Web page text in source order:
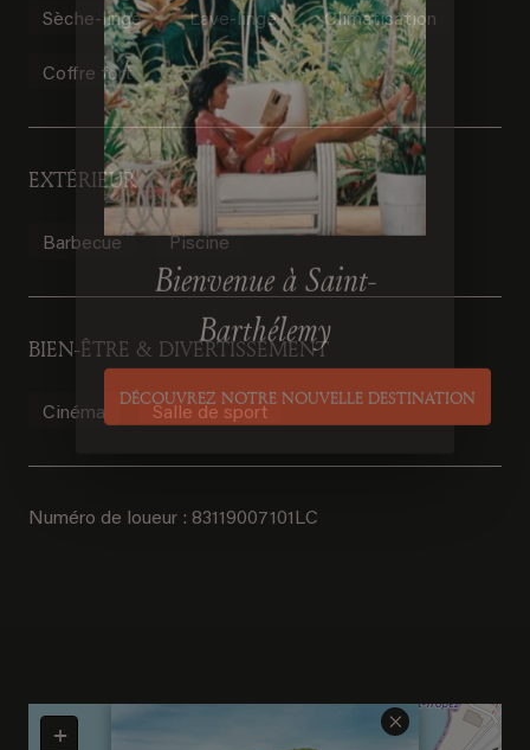
Sèche-linge Lave-linge Climatisation
Coffre fort
EXTÉRIEUR
Barbecue Piscine
BIEN-ÊTRE & DIVERTISSEMENT
Cinéma Salle de sport
Numéro de loueur : 83119007101LC
×
+
Bienvenue à Saint-
Barthélemy
DÉCOUVREZ NOTRE NOUVELLE DESTINATION